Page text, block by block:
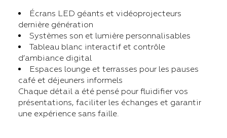
Écrans LED géants et vidéoprojecteurs
dernière génération
Systèmes son et lumière personnalisables
Tableau blanc interactif et contrôle
d’ambiance digital
Espaces lounge et terrasses pour les pauses
café et déjeuners informels
Chaque détail a été pensé pour fluidifier vos
présentations, faciliter les échanges et garantir
une expérience sans faille.